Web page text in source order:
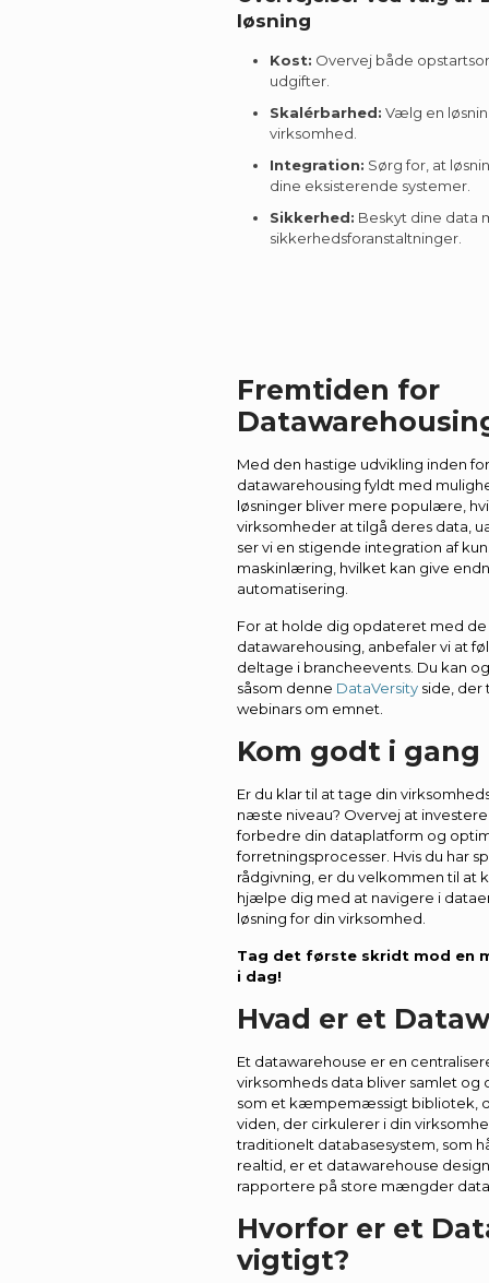
løsning
Kost: Overvej både
udgifter.
Skalérbarhed: Vælg en
virksomhed.
Integration: Sørg for, at
dine eksisterende systemer.
Sikkerhed: Beskyt dine data
sikkerhedsforanstaltninger.
Fremtiden for
Med den hastige udvikling inden
datawarehousing fyldt med
løsninger bliver mere populære,
virksomheder at tilgå deres data,
ser vi en stigende integration af
maskinlæring, hvilket kan give
automatisering.
For at holde dig opdateret med
datawarehousing, anbefaler vi at
deltage i brancheevents. Du kan
såsom denne DataVersity side,
webinars om emnet.
Kom godt i gang
Er du klar til at tage din
næste niveau? Overvej at
forbedre din dataplatform og
forretningsprocesser. Hvis du har
rådgivning, er du velkommen til at
hjælpe dig med at navigere i
løsning for din virksomhed.
Tag det første skridt mod en
i dag!
Hvad er et
Et datawarehouse er en
virksomheds data bliver samlet
som et kæmpemæssigt bibliotek,
viden, der cirkulerer i din
traditionelt databasesystem, som
realtid, er et datawarehouse
rapportere på store mængder
Hvorfor er et
vigtigt?